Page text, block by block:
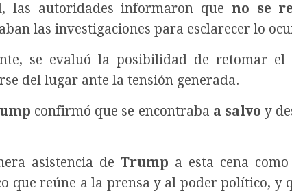
las autoridades informaron que no se
las investigaciones para esclarecer lo
se evaluó la posibilidad de retomar el
del lugar ante la tensión generada.
confirmó que se encontraba a salvo y
asistencia deTrump a esta cena
que reúne a la prensa y al poder político, y